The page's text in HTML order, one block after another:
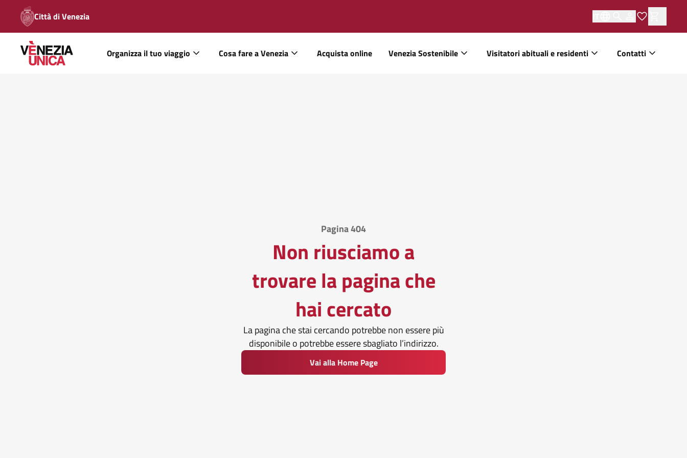
Città di Venezia
Organizza il tuo viaggio Cosa fare a Venezia Acquista online Venezia Sostenibile Visitatori abituali e residenti Contatti
Pagina 404
Non riusciamo a
trovare la pagina che
hai cercato
La pagina che stai cercando potrebbe non essere più
disponibile o potrebbe essere sbagliato l’indirizzo.
Vai alla Home Page